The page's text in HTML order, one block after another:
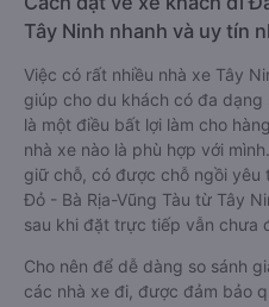
Tây Ninh nhanh và uy tín
Việc có rất nhiều nhà xe Tây
giúp cho du khách có đa
là một điều bất lợi làm cho
nhà xe nào là phù hợp với
giữ chỗ, có được chỗ ngồi
Đỏ - Bà Rịa-Vũng Tàu từ Tây
sau khi đặt trực tiếp vẫn chưa
Cho nên để dễ dàng so sánh
các nhà xe đi, được đảm bảo